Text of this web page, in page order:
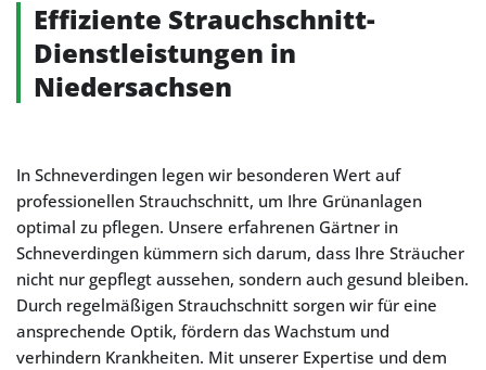
Effiziente Strauchschnitt-
Dienstleistungen in
Niedersachsen
In Schneverdingen legen wir besonderen Wert auf
professionellen Strauchschnitt, um Ihre Grünanlagen
optimal zu pflegen. Unsere erfahrenen Gärtner in
Schneverdingen kümmern sich darum, dass Ihre Sträucher
nicht nur gepflegt aussehen, sondern auch gesund bleiben.
Durch regelmäßigen Strauchschnitt sorgen wir für eine
ansprechende Optik, fördern das Wachstum und
verhindern Krankheiten. Mit unserer Expertise und dem